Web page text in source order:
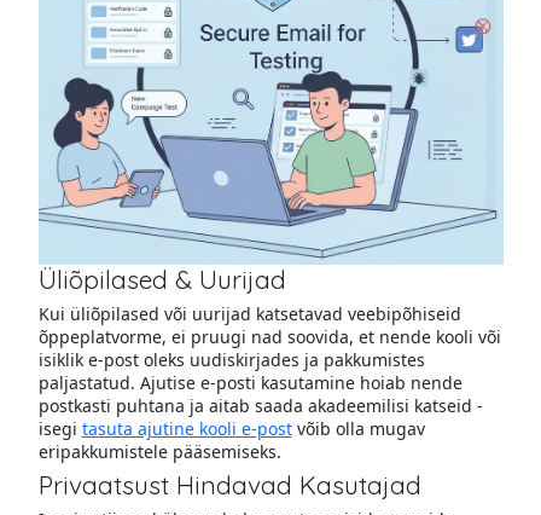
Üliõpilased & Uurijad
Kui üliõpilased või uurijad katsetavad veebipõhiseid
õppeplatvorme, ei pruugi nad soovida, et nende kooli või
isiklik e-post oleks uudiskirjades ja pakkumistes
paljastatud. Ajutise e-posti kasutamine hoiab nende
postkasti puhtana ja aitab saada akadeemilisi katseid -
isegi tasuta ajutine kooli e-postvõib olla mugav
eripakkumistele pääsemiseks.
Privaatsust Hindavad Kasutajad